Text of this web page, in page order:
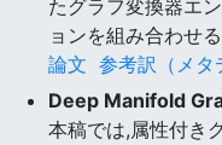
たグラフ変換器エ
ョンを組み合わせ
論文 参考訳（メタ
Deep Manifold
本稿では,属性付き